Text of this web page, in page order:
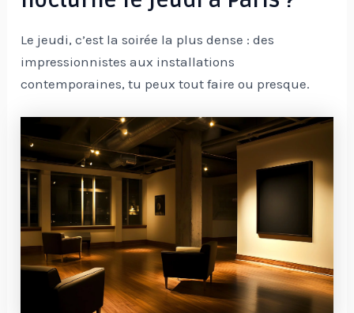
Le jeudi, c’est la soirée la plus dense : des
impressionnistes aux installations
contemporaines, tu peux tout faire ou presque.